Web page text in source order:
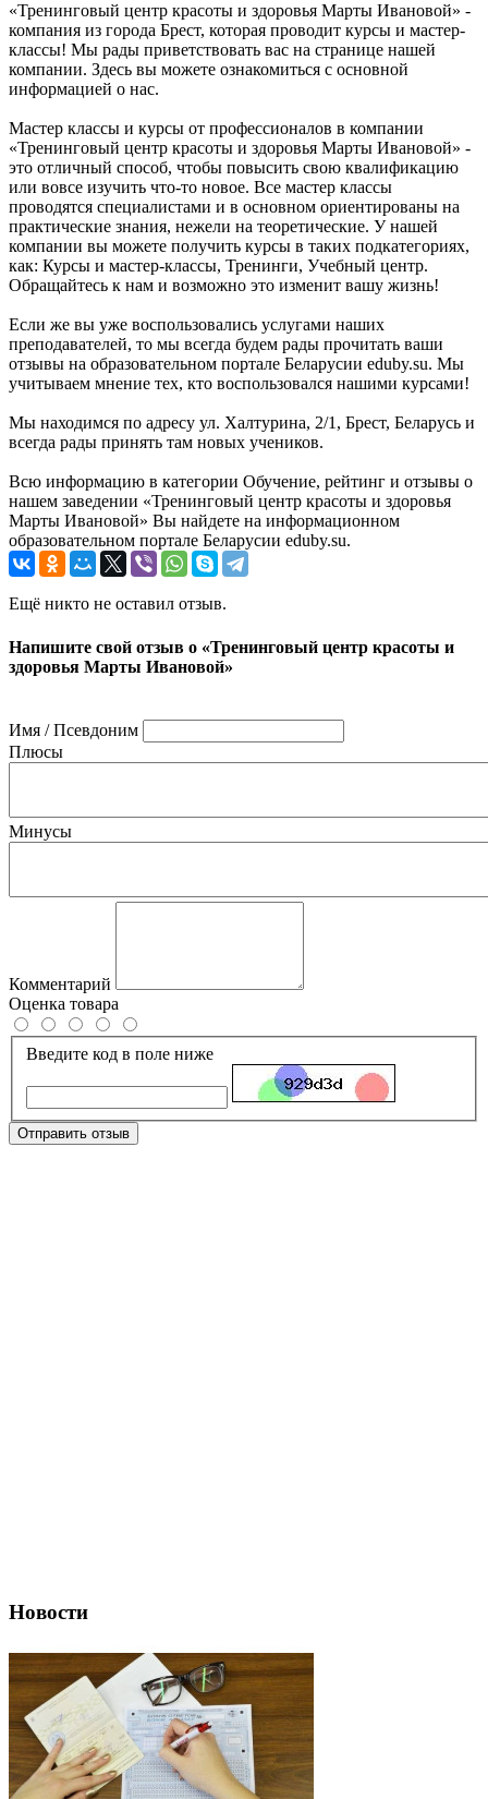
«Тренинговый центр красоты и здоровья Марты Ивановой» -
компания из города Брест, которая проводит курсы и мастер-
классы! Мы рады приветствовать вас на странице нашей
компании. Здесь вы можете ознакомиться с основной
информацией о нас.
Мастер классы и курсы от профессионалов в компании
«Тренинговый центр красоты и здоровья Марты Ивановой» -
это отличный способ, чтобы повысить свою квалификацию
или вовсе изучить что-то новое. Все мастер классы
проводятся специалистами и в основном ориентированы на
практические знания, нежели на теоретические. У нашей
компании вы можете получить курсы в таких подкатегориях,
как: Курсы и мастер-классы, Тренинги, Учебный центр.
Обращайтесь к нам и возможно это изменит вашу жизнь!
Если же вы уже воспользовались услугами наших
преподавателей, то мы всегда будем рады прочитать ваши
отзывы на образовательном портале Беларусии eduby.su. Мы
учитываем мнение тех, кто воспользовался нашими курсами!
Мы находимся по адресу ул. Халтурина, 2/1, Брест, Беларусь и
всегда рады принять там новых учеников.
Всю информацию в категории Обучение, рейтинг и отзывы о
нашем заведении «Тренинговый центр красоты и здоровья
Марты Ивановой» Вы найдете на информационном
образовательном портале Беларусии eduby.su.
Ещё никто не оставил отзыв.
Напишите свой отзыв о «Тренинговый центр красоты и
здоровья Марты Ивановой»
Имя / Псевдоним
Плюсы
Минусы
Комментарий
Оценка товара
Введите код в поле ниже
Отправить отзыв
Новости